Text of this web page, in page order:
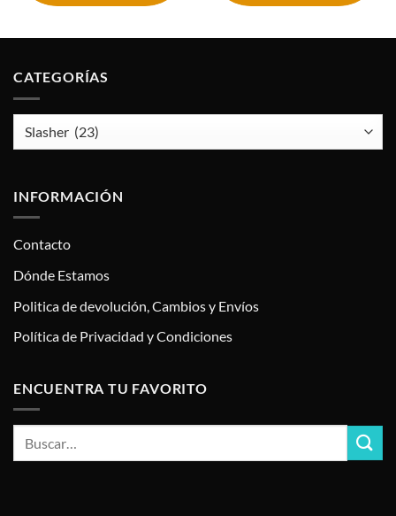
CATEGORÍAS
INFORMACIÓN
Contacto
Dónde Estamos
Politica de devolución, Cambios y Envíos
Política de Privacidad y Condiciones
ENCUENTRA TU FAVORITO